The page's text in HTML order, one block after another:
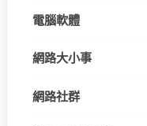
電腦軟體
網路大小事
網路社群